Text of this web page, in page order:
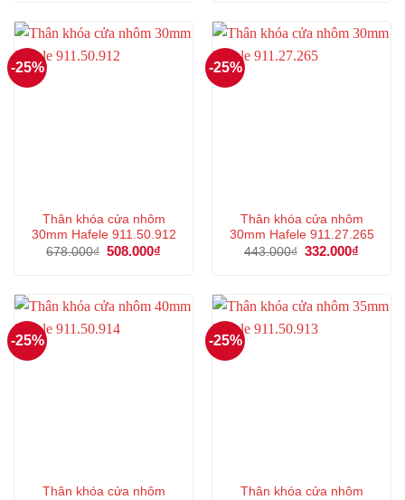
345.000₫.
-25%
Thân khóa cửa nhôm
30mm Hafele 911.50.912
678.000₫ Giá
508.000₫
508.000₫.
-25%
Thân khóa cửa nhôm
30mm Hafele 911.27.265
443.000₫ Giá
332.000₫
-25%
Thân khóa cửa nhôm
-25%
Thân khóa cửa nhôm